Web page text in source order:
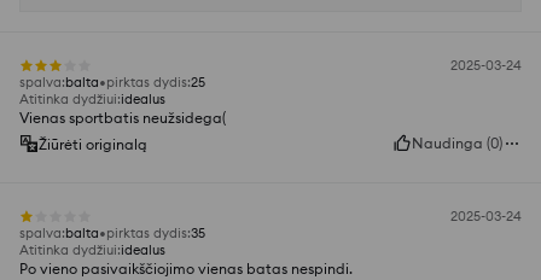
2025-03-24
spalva:balta pirktas dydis:25
Atitinka dydžiui:idealus
Vienas sportbatis neužsidega(
Žiūrėti originalą
Naudinga (0)
2025-03-24
spalva:balta pirktas dydis:35
Atitinka dydžiui:idealus
Po vieno pasivaikščiojimo vienas batas nespindi.